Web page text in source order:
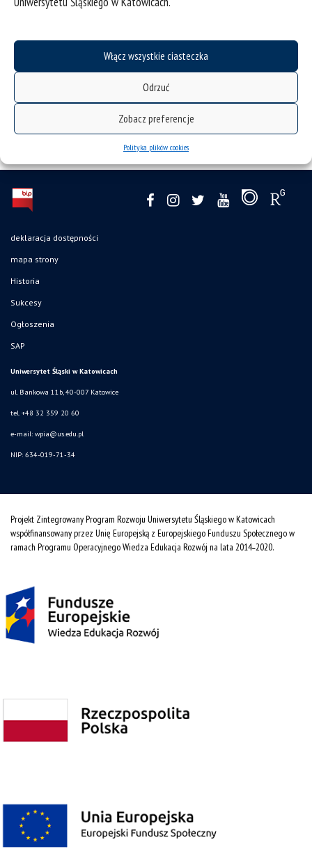
Włącz wszystkie ciasteczka
Odrzuć
Zobacz preferencje
Polityka plików cookies
Wydarzenie odbędzie się wformule online
deklaracja dostępności
mapa strony
Historia
Sukcesy
Ogłoszenia
SAP
Uniwersytet Śląski w Katowicach
ul. Bankowa 11b, 40-007 Katowice
tel. +48 32 359 20 60
e-mail: wpia@us.edu.pl
NIP: 634-019-71-34
Projekt Zintegrowany Program Rozwoju Uniwersytetu Śląskiego w Katowicach
współfinansowany przez Unię Europejską z Europejskiego Funduszu Społecznego w
ramach Programu Operacyjnego Wiedza Edukacja Rozwój na lata 2014˗2020.